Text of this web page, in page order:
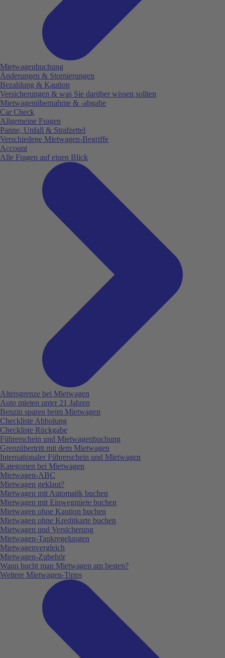
Mietwagenbuchung
Änderungen & Stornierungen
Bezahlung & Kaution
Versicherungen & was Sie darüber wissen sollten
Mietwagenübernahme & -abgabe
Car Check
Allgemeine Fragen
Panne, Unfall & Strafzettel
Verschiedene Mietwagen-Begriffe
Account
Alle Fragen auf einen Blick
Altersgrenze bei Mietwagen
Auto mieten unter 21 Jahren
Benzin sparen beim Mietwagen
Checkliste Abholung
Checkliste Rückgabe
Führerschein und Mietwagenbuchung
Grenzübertritt mit dem Mietwagen
Internationaler Führerschein und Mietwagen
Kategorien bei Mietwagen
Mietwagen-ABC
Mietwagen geklaut?
Mietwagen mit Automatik buchen
Mietwagen mit Einwegmiete buchen
Mietwagen ohne Kaution buchen
Mietwagen ohne Kreditkarte buchen
Mietwagen und Versicherung
Mietwagen-Tankregelungen
Mietwagenvergleich
Mietwagen-Zubehör
Wann bucht man Mietwagen am besten?
Weitere Mietwagen-Tipps